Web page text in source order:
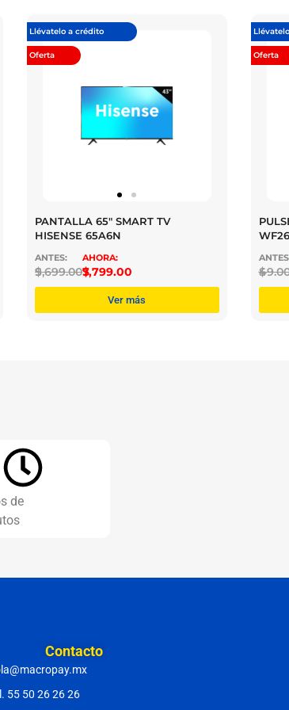
Llévatelo a crédito
Oferta
PANTALLA 65″ SMART TV
HISENSE 65A6N
$
9,699.00$
7,799.00
Ver más
Oferta
$
de
Contacto
55 50 26 26 26